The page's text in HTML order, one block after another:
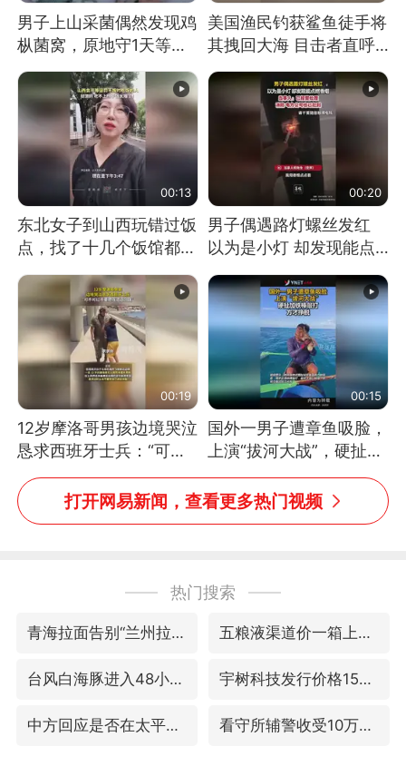
男子上山采菌偶然发现鸡
枞菌窝，原地守1天等它
长大：挖了140多朵
美国渔民钓获鲨鱼徒手将
其拽回大海 目击者直呼
震惊 （视频来源：参考
消息）
00:13
东北女子到山西玩错过饭
点，找了十几个饭馆都没
开门：午休到几点
00:20
男子偶遇路灯螺丝发红
以为是小灯 却发现能点
燃香烟 当事人：已报警
处理
00:19
12岁摩洛哥男孩边境哭泣
恳求西班牙士兵：“可不
可以不要把我遣返回国”
00:15
国外一男子遭章鱼吸脸，
上演“拔河大战”，硬扯加
铁棒敲打方才挣脱
打开网易新闻，查看更多热门视频
热门搜索
青海拉面告别“兰州拉面” 五粮液渠道价一箱上涨近百元
台风白海豚进入48小时警戒线 宇树科技发行价格150.80元/股
中方回应是否在太平洋海底开采稀土 看守所辅警收受10万获刑1年